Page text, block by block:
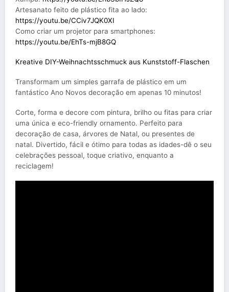
Artesanato feito de plástico fita ao lado:
https://youtu.be/CCiv7JQK0XI
Como criar um projetor para smartphones:
https://youtu.be/EhTs-mjB8GQ
Kreative DIY-Weihnachtsschmuck aus Kunststoff-Flaschen
Transformam um simples garrafa de plástico em um
fantástico Ano Novos decoração em apenas 10 minutos!
Corte, forma e decore com pintura, brilho ou fitas para criar
uma única e eco-friendly ornamento. Perfeito para
decoração de casa, árvores de Natal, ou presentes de
natal. Divertido, fácil e ótimo para todas as idades-dê o seu
celebrações pessoal, toque criativo, enquanto a
reciclagem!